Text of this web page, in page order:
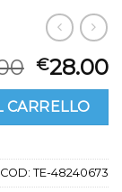
€28.00
CARRELLO
COD: TE-48240673